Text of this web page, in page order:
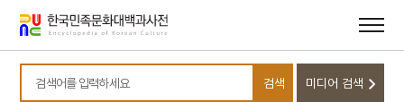
바로가기
바로가기
검색어를 입력하세요
검색 미디어 검색
10 재상
1 화엄사 강희61년명 종